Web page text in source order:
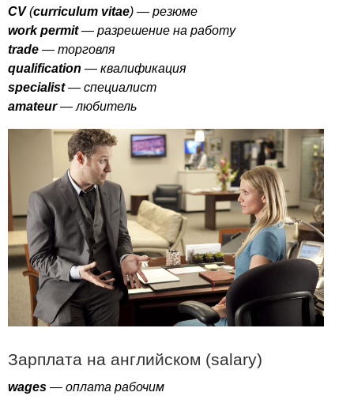
CV(curriculum vitae) — резюме
work permit— разрешение на работу
trade — торговля
qualification — квалификация
specialist— специалист
amateur— любитель
Зарплата на английском (salary)
wages — оплата рабочим